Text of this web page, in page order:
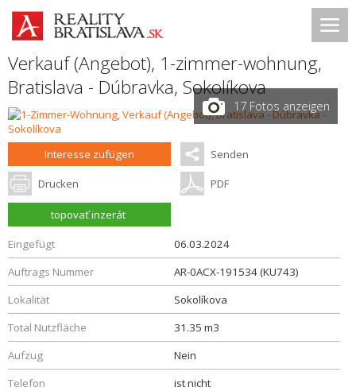
Verkauf (Angebot), 1-zimmer-wohnung,
Bratislava - Dúbravka, Sokolíkova
17 Fotos anzeigen
Interesse zufügen Senden
Drucken PDF
topovať inzerát
Eingefügt
06.03.2024
Auftrags Nummer
AR-0ACX-191534 (KU743)
Lokalität
Sokolíkova
Total Nutzfläche
31.35 m3
Aufzug
Nein
Telefon
ist nicht